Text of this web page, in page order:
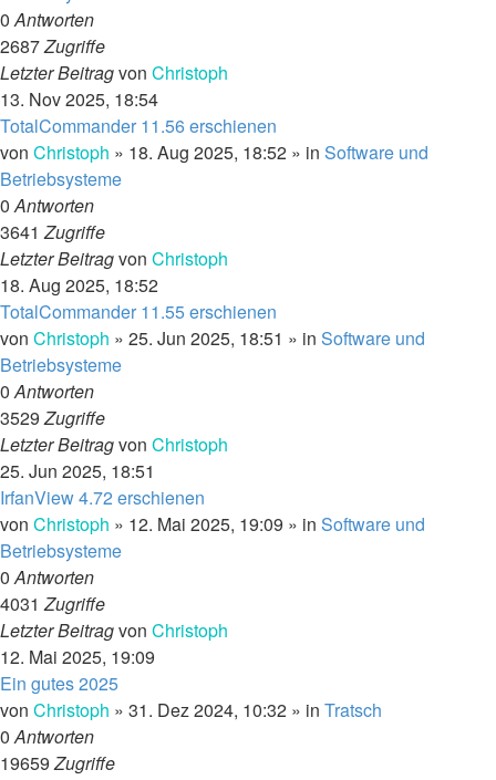
0Antworten
2687Zugriffe
Letzter Beitragvon Christoph
13. Nov 2025, 18:54
TotalCommander 11.56 erschienen
von Christoph » 18. Aug 2025, 18:52 » in Software und
Betriebsysteme
0Antworten
3641Zugriffe
Letzter Beitragvon Christoph
18. Aug 2025, 18:52
TotalCommander 11.55 erschienen
von Christoph » 25. Jun 2025, 18:51 » in Software und
Betriebsysteme
0Antworten
3529Zugriffe
Letzter Beitragvon Christoph
25. Jun 2025, 18:51
IrfanView 4.72 erschienen
von Christoph » 12. Mai 2025, 19:09 » in Software und
Betriebsysteme
0Antworten
4031Zugriffe
Letzter Beitragvon Christoph
12. Mai 2025, 19:09
Ein gutes 2025
von Christoph » 31. Dez 2024, 10:32 » in Tratsch
0Antworten
19659Zugriffe